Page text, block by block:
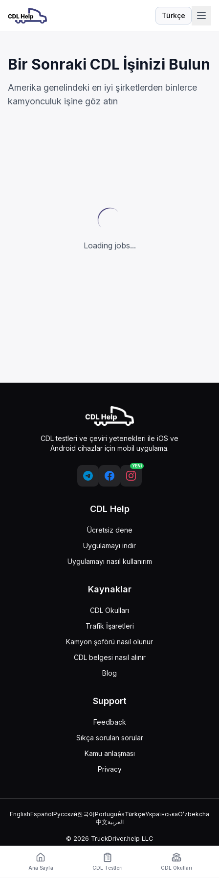
Türkçe
Dil
Bir Sonraki CDL İşinizi Bulun
Amerika genelindeki en iyi şirketlerden binlerce
kamyonculuk işine göz atın
Loading jobs...
CDL testleri ve çeviri yetenekleri ile iOS ve
Android cihazlar için mobil uygulama.
YENİ
CDL Help
Ücretsiz dene
Uygulamayı indir
Uygulamayı nasıl kullanırım
Kaynaklar
CDL Okulları
Trafik İşaretleri
Kamyon şoförü nasıl olunur
CDL belgesi nasıl alınır
Blog
Support
Feedback
Sıkça sorulan sorular
Kamu anlaşması
Privacy
EnglishEspañolРусский한국어PortuguêsTürkçeУкраїнськаOʻzbekcha
中文العربية
© 2026 TruckDriver.help LLC
Platform, şirket tarafından sahiplenilmektedir ve devlet
kuruluşlarıyla ilişkili değildir.
Ana Sayfa CDL Testleri CDL Okulları